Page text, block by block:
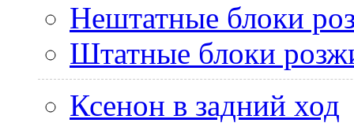
Нештатные блоки
Штатные блоки
Ксенон в задний ход